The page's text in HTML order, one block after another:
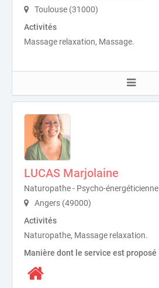
Toulouse (31000)
Activités
Massage relaxation, Massage.
LUCAS Marjolaine
Naturopathe - Psycho-énergéticienne
Angers (49000)
Activités
Naturopathe, Massage relaxation.
Manière dont le service est proposé